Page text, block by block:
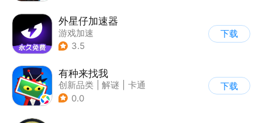
外星仔加速器
游戏加速
3.5
下载
有种来找我
创新品类 解谜
卡通
| 休闲益智
0.0
下载